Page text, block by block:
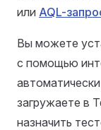
или AQL-
Вы можете
с помощью
загружаете в
назначить